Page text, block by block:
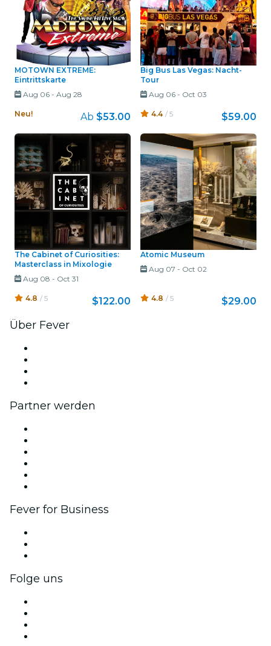
MOTOWN EXTREME:
Eintrittskarte
Aug 06- Aug 28
Neu! Ab $53.00
Big Bus Las Vegas: Nacht-
Tour
Aug 06- Oct 03
4.4 / 5 $59.00
The Cabinet of Curiosities:
Masterclass in Mixologie
Aug 08 - Oct 31
4.8 / 5 $122.00
Atomic Museum
Aug 07 - Oct 02
4.8 / 5 $29.00
Über Fever
Partner werden
Fever for Business
Folge uns